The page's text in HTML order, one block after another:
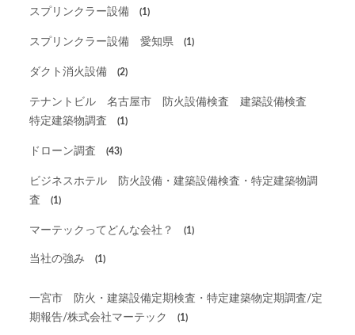
スプリンクラー設備 (1)
スプリンクラー設備 愛知県 (1)
ダクト消火設備 (2)
テナントビル 名古屋市 防火設備検査 建築設備検査
特定建築物調査
(1)
ドローン調査 (43)
ビジネスホテル 防火設備・建築設備検査・特定建築物調
査
(1)
マーテックってどんな会社？ (1)
当社の強み (1)
一宮市 防火・建築設備定期検査・特定建築物定期調査/定
期報告/株式会社マーテック
(1)